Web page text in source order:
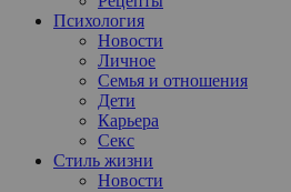
Психология
Новости
Личное
Семья и отношения
Дети
Карьера
Секс
Стиль жизни
Новости